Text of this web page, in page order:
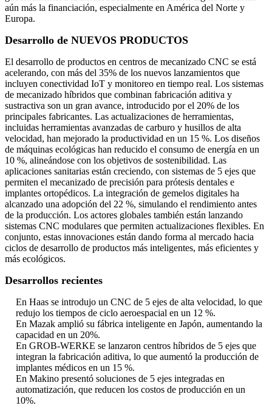
aún más la financiación, especialmente en América del Norte y
Europa.
Desarrollo de NUEVOS PRODUCTOS
El desarrollo de productos en centros de mecanizado CNC se está
acelerando, con más del 35% de los nuevos lanzamientos que
incluyen conectividad IoT y monitoreo en tiempo real. Los sistemas
de mecanizado híbridos que combinan fabricación aditiva y
sustractiva son un gran avance, introducido por el 20% de los
principales fabricantes. Las actualizaciones de herramientas,
incluidas herramientas avanzadas de carburo y husillos de alta
velocidad, han mejorado la productividad en un 15 %. Los diseños
de máquinas ecológicas han reducido el consumo de energía en un
10 %, alineándose con los objetivos de sostenibilidad. Las
aplicaciones sanitarias están creciendo, con sistemas de 5 ejes que
permiten el mecanizado de precisión para prótesis dentales e
implantes ortopédicos. La integración de gemelos digitales ha
alcanzado una adopción del 22 %, simulando el rendimiento antes
de la producción. Los actores globales también están lanzando
sistemas CNC modulares que permiten actualizaciones flexibles. En
conjunto, estas innovaciones están dando forma al mercado hacia
ciclos de desarrollo de productos más inteligentes, más eficientes y
más ecológicos.
Desarrollos recientes
En Haas se introdujo un CNC de 5 ejes de alta velocidad, lo que
redujo los tiempos de ciclo aeroespacial en un 12 %.
En Mazak amplió su fábrica inteligente en Japón, aumentando la
capacidad en un 20%.
En GROB-WERKE se lanzaron centros híbridos de 5 ejes que
integran la fabricación aditiva, lo que aumentó la producción de
implantes médicos en un 15 %.
En Makino presentó soluciones de 5 ejes integradas en
automatización, que reducen los costos de producción en un
10%.